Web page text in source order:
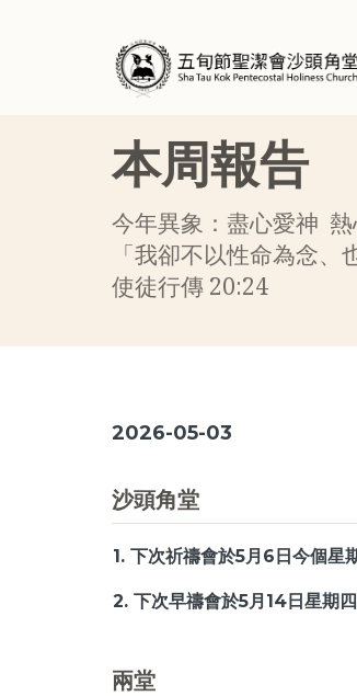
本周報告
今年異象：盡心愛神 熱
「我卻不以性命為念
使徒行傳 20:24
2026-05-03
沙頭角堂
1. 下次祈禱會於5月6日今個星
2. 下次早禱會於5月14日星期
兩堂